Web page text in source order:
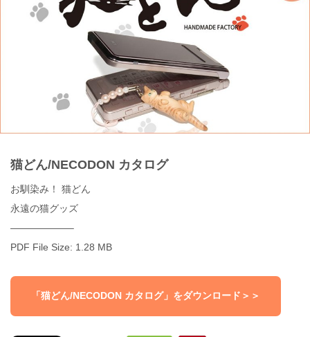
猫どん/NECODON カタログ
お馴染み！ 猫どん
永遠の猫グッズ
——————–
PDF File Size: 1.28 MB
「猫どん/NECODON カタログ」をダウンロード＞＞